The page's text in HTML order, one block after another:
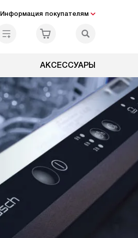
Информация покупателям
АКСЕССУАРЫ